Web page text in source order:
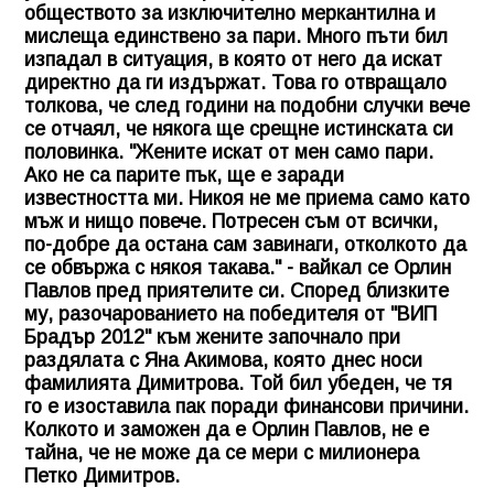
обществото за изключително меркантилна и
мислеща единствено за пари. Много пъти бил
изпадал в ситуация, в която от него да искат
директно да ги издържат. Това го отвращало
толкова, че след години на подобни случки вече
се отчаял, че някога ще срещне истинската си
половинка. "Жените искат от мен само пари.
Ако не са парите пък, ще е заради
известността ми. Никоя не ме приема само като
мъж и нищо повече. Потресен съм от всички,
по-добре да остана сам завинаги, отколкото да
се обвържа с някоя такава." - вайкал се Орлин
Павлов пред приятелите си. Според близките
му, разочарованието на победителя от "ВИП
Брадър 2012" към жените започнало при
раздялата с Яна Акимова, която днес носи
фамилията Димитрова. Той бил убеден, че тя
го е изоставила пак поради финансови причини.
Колкото и заможен да е Орлин Павлов, не е
тайна, че не може да се мери с милионера
Петко Димитров.